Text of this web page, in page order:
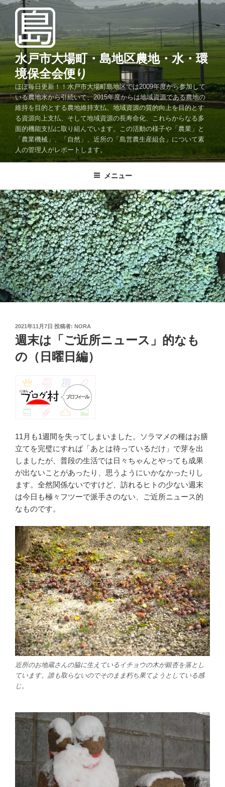
コ
ン
ツ
キ
ッ
水戸市大場町・島地区農地・水・環
境保全会便り
ほぼ毎日更新！！水戸市大場町島地区では2009年度から参加して
いる農地水から引続いて、2015年度からは地域資源である農地の
維持を目的とする農地維持支払、地域資源の質的向上を目的とす
る資源向上支払、そして地域資源の長寿命化、これらからなる多
面的機能支払に取り組んでいます。この活動の様子や「農業」と
「農業機械」、「自然」、近所の「島営農生産組合」について素
人の管理人がレポートします。
メニュー
投
稿
日:
2021年11月7日 投稿者: NORA
週末は「ご近所ニュース」的なも
の（日曜日編）
11月も1週間を失ってしまいました。ソラマメの種はお膳
立てを完璧にすれば「あとは待っているだけ」で芽を出
しましたが、普段の生活では日々ちゃんとやっても成果
が出ないことがあったり、思うようにいかなかったりし
ます。全然関係ないですけど、訪れるヒトの少ない週末
は今日も極々フツーで派手さのない、ご近所ニュース的
なものです。
近所のお地蔵さんの脇に生えているイチョウの木が銀杏を落とし
ています。誰も取らないのでそのまま朽ち果てようとしている感
じ。